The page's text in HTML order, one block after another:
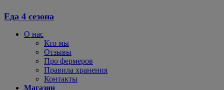
Еда 4 сезона
О нас
Кто мы
Отзывы
Про фермеров
Правила хранения
Контакты
Магазин